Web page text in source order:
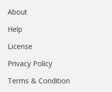
About
Help
License
Privacy Policy
Terms & Condition